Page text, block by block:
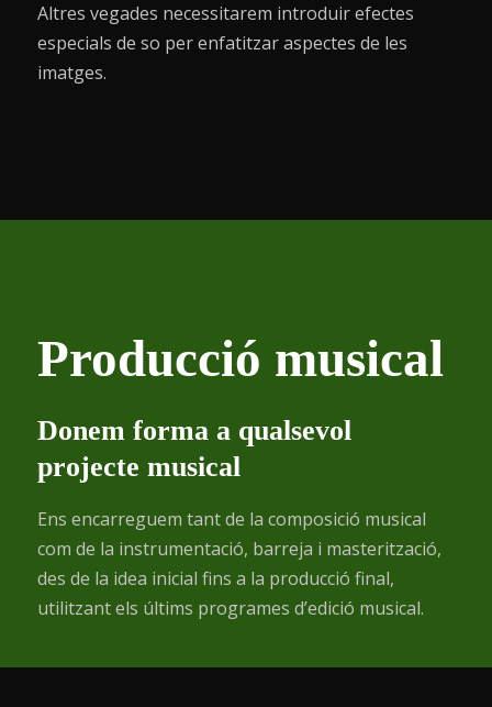
Altres vegades necessitarem introduir efectes
especials de so per enfatitzar aspectes de les
imatges.
Producció musical
Donem forma a qualsevol
projecte musical
Ens encarreguem tant de la composició musical
com de la instrumentació, barreja i masterització,
des de la idea inicial fins a la producció final,
utilitzant els últims programes d’edició musical.